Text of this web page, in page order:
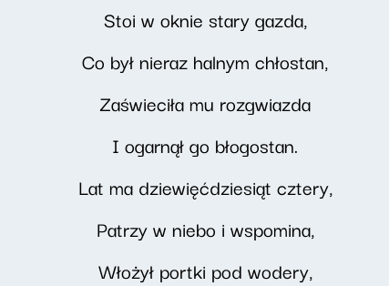
Stoi w oknie stary gazda,
Co był nieraz halnym chłostan,
Zaświeciła mu rozgwiazda
I ogarnął go błogostan.
Lat ma dziewięćdziesiąt cztery,
Patrzy w niebo i wspomina,
Włożył portki pod wodery,